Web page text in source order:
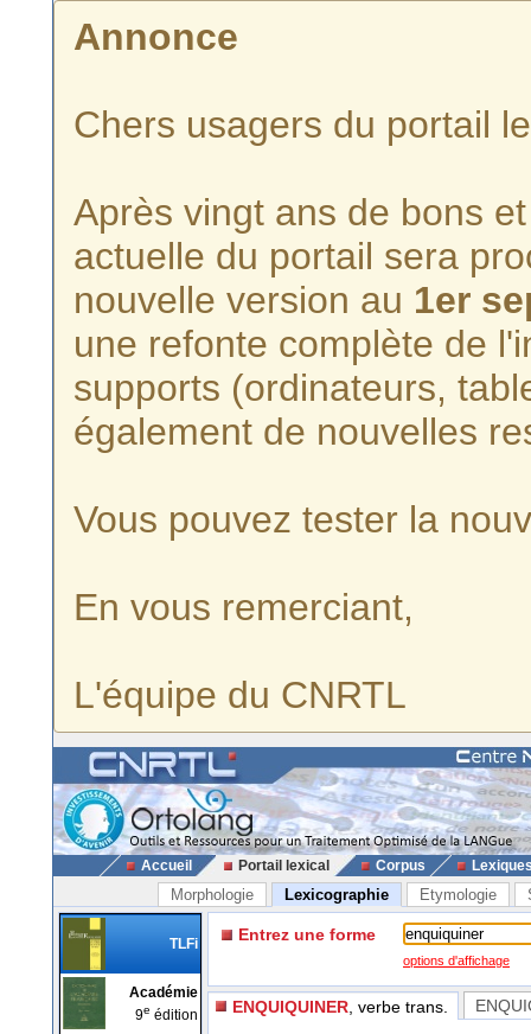
Annonce
Chers usagers du portail
Après vingt ans de bons
actuelle du portail sera
nouvelle version au 1er
une refonte complète de
supports (ordinateurs,
également de nouvelles
Vous pouvez tester la
En vous remerciant,
L'équipe du CNRTL
Accueil Portail lexical Corpus
Morphologie Lexicographie Etymologie
TLFi
Académie
9e édition
Entrez une forme
options d'affichage
ENQUIQUINER , verbe trans.